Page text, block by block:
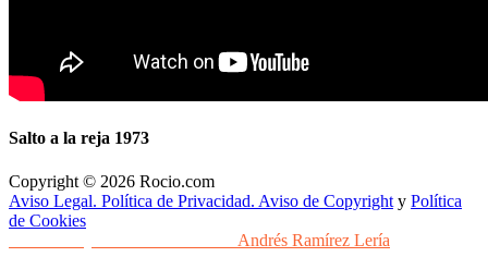
Salto a la reja 1973
Copyright © 2026 Rocio.com
Aviso Legal. Política de Privacidad. Aviso de Copyright y Política
de Cookies
Andrés Ramírez Lería